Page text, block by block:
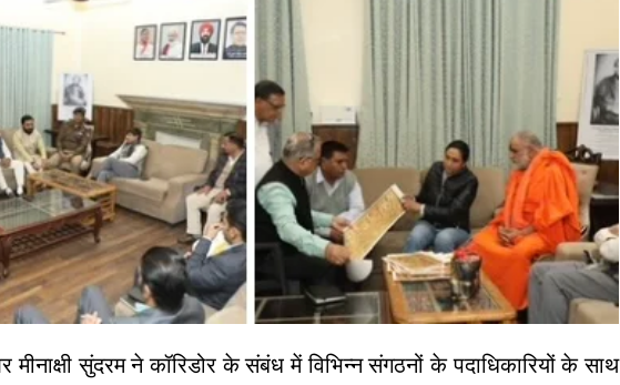
सुंदरम ने कॉरिडोर के संबंध में विभिन्न संगठनों के पदाधिकारियों के साथ